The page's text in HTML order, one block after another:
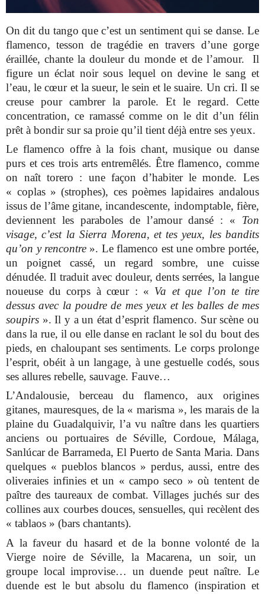
On dit du tango que c’est un sentiment qui se danse. Le
flamenco, tesson de tragédie en travers d’une gorge
éraillée, chante la douleur du monde et de l’amour.
Il
figure un éclat noir sous lequel on devine le sang et
l’eau, le cœur et la sueur, le sein et le suaire. Un cri. Il se
creuse pour cambrer la parole. Et le regard. Cette
concentration, ce ramassé comme on le dit d’un félin
prêt à bondir sur sa proie qu’il tient déjà entre ses yeux.
Le flamenco offre à la fois chant, musique ou danse
purs et ces trois arts entremêlés. Être flamenco, comme
on naît torero : une façon d’habiter le monde. Les
« coplas » (strophes), ces poèmes lapidaires andalous
issus de l’âme gitane, incandescente, indomptable, fière,
deviennent les paraboles de l’amour dansé : « Ton
visage, c’est la Sierra Morena, et tes yeux, les bandits
qu’on y rencontre ». Le flamenco est une ombre portée,
un poignet cassé, un regard sombre, une cuisse
dénudée. Il traduit avec douleur, dents serrées, la langue
noueuse du corps à cœur : « Va et que l’on te tire
dessus avec la poudre de mes yeux et les balles de mes
soupirs ». Il y a un état d’esprit flamenco. Sur scène ou
dans la rue, il ou elle danse en raclant le sol du bout des
pieds, en chaloupant ses sentiments. Le corps prolonge
l’esprit, obéit à un langage, à une gestuelle codés, sous
ses allures rebelle, sauvage. Fauve…
L’Andalousie, berceau du flamenco, aux origines
gitanes, mauresques, de la « marisma », les marais de la
plaine du Guadalquivir, l’a vu naître dans les quartiers
anciens ou portuaires de Séville, Cordoue, Málaga,
Sanlúcar de Barrameda, El Puerto de Santa Maria. Dans
quelques « pueblos blancos » perdus, aussi, entre des
oliveraies infinies et un « campo seco » où tentent de
paître des taureaux de combat. Villages juchés sur des
collines aux courbes douces, sensuelles, qui recèlent des
« tablaos » (bars chantants).
A la faveur du hasard et de la bonne volonté de la
Vierge noire de Séville, la Macarena, un soir, un
groupe local improvise… un duende peut naître. Le
duende est le but absolu du flamenco (inspiration et